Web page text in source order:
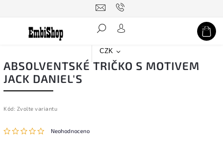
CZK
Hledat
ABSOLVENTSKÉ TRIČKO S MOTIVEM
JACK DANIEL'S
Kód: Zvolte variantu
Neohodnoceno